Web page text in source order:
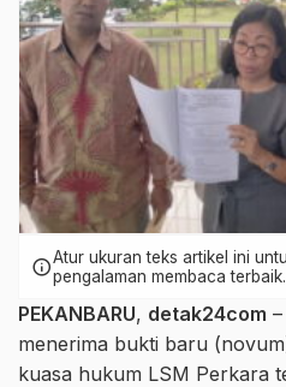
infoAtur ukuran teks artikel ini
pengalaman membaca terbaik.
PEKANBARU, detak24com
menerima bukti baru
kuasa hukum LSM Perkara